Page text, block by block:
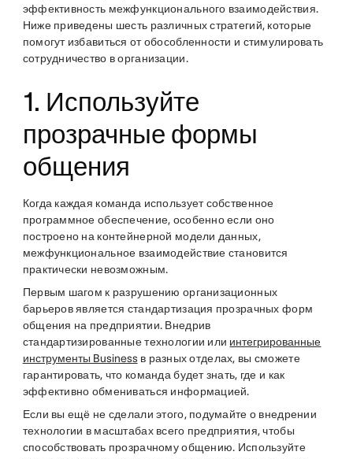
эффективность межфункционального взаимодействия.
Ниже приведены шесть различных стратегий, которые
помогут избавиться от обособленности и стимулировать
сотрудничество в организации.
1. Используйте
прозрачные формы
общения
Когда каждая команда использует собственное
программное обеспечение, особенно если оно
построено на контейнерной модели данных,
межфункциональное взаимодействие становится
практически невозможным.
Первым шагом к разрушению организационных
барьеров является стандартизация прозрачных форм
общения на предприятии. Внедрив
стандартизированные технологии или интегрированные
инструменты Businessв разных отделах, вы сможете
гарантировать, что команда будет знать, где и как
эффективно обмениваться информацией.
Если вы ещё не сделали этого, подумайте о внедрении
технологии в масштабах всего предприятия, чтобы
способствовать прозрачному общению. Используйте